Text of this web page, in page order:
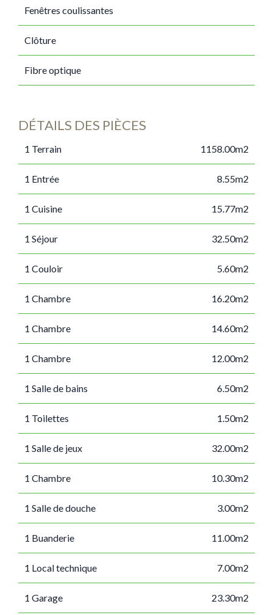
Fenêtres coulissantes
Clôture
Fibre optique
DÉTAILS DES PIÈCES
1 Terrain 1158.00m2
1 Entrée 8.55m2
1 Cuisine 15.77m2
1 Séjour 32.50m2
1 Couloir 5.60m2
1 Chambre 16.20m2
1 Chambre 14.60m2
1 Chambre 12.00m2
1 Salle de bains 6.50m2
1 Toilettes 1.50m2
1 Salle de jeux 32.00m2
1 Chambre 10.30m2
1 Salle de douche 3.00m2
1 Buanderie 11.00m2
1 Local technique 7.00m2
1 Garage 23.30m2